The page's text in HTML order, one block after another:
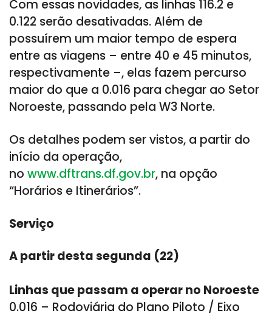
Com essas novidades, as linhas 116.2 e
0.122 serão desativadas. Além de
possuírem um maior tempo de espera
entre as viagens – entre 40 e 45 minutos,
respectivamente –, elas fazem percurso
maior do que a 0.016 para chegar ao Setor
Noroeste, passando pela W3 Norte.
Os detalhes podem ser vistos, a partir do
início da operação,
no www.dftrans.df.gov.br, na opção
“Horários e Itinerários”.
Serviço
A partir desta segunda (22)
Linhas que passam a operar no Noroeste
0.016 – Rodoviária do Plano Piloto / Eixo